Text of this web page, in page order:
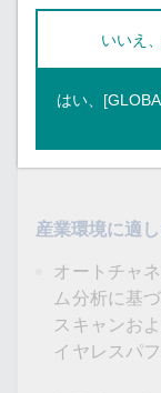
でのネットワ
よび自己修復
アプリケーシ
ンタイムを最
産業環境に適
オートチャ
ム分析に基
スキャンお
イヤレスパ
いいえ
はい、